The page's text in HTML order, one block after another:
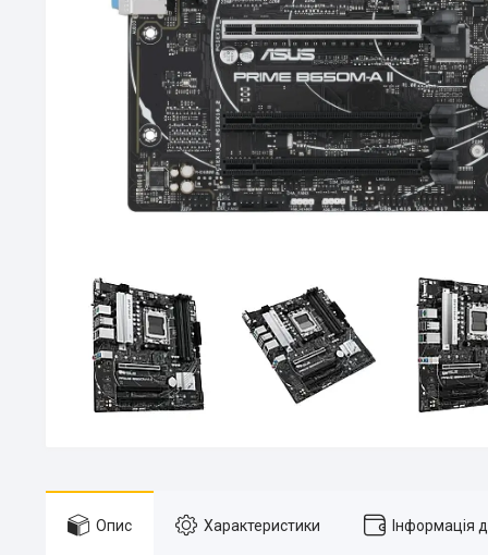
Опис Характеристики Інформація